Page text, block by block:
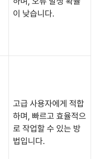
이 낮습니다.
고급 사용자에게 적합
하며, 빠르고 효율적으
로 작업할 수 있는 방
법입니다.